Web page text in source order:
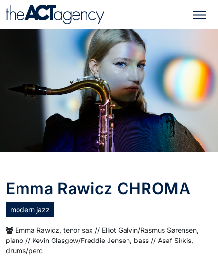
Emma Rawicz CHROMA
modern jazz
Emma Rawicz, tenor sax // Elliot Galvin/Rasmus Sørensen,
piano // Kevin Glasgow/Freddie Jensen, bass // Asaf Sirkis,
drums/perc